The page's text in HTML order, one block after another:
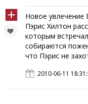
Новое увлечение
Пэрис Хилтон
которым
собираются
что Пэрис не
2010-06-11